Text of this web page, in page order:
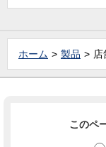
ホーム 製品 店
このペ